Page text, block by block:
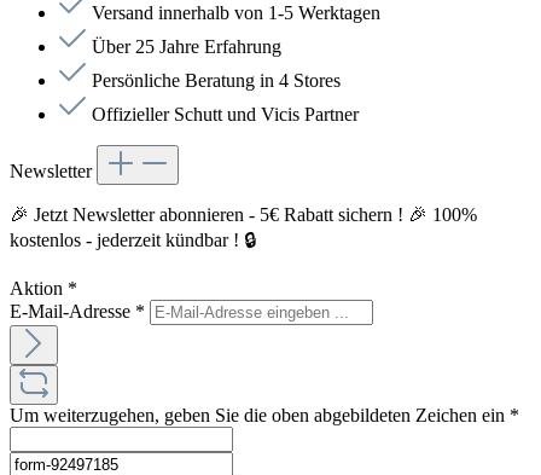
Versand innerhalb von 1-5 Werktagen
Über 25 Jahre Erfahrung
Persönliche Beratung in 4 Stores
Offizieller Schutt und Vicis Partner
Newsletter
🎉 Jetzt Newsletter abonnieren - 5€ Rabatt sichern ! 🎉 100%
kostenlos - jederzeit kündbar ! 🔒
Aktion *
E-Mail-Adresse *
Um weiterzugehen, geben Sie die oben abgebildeten Zeichen ein *